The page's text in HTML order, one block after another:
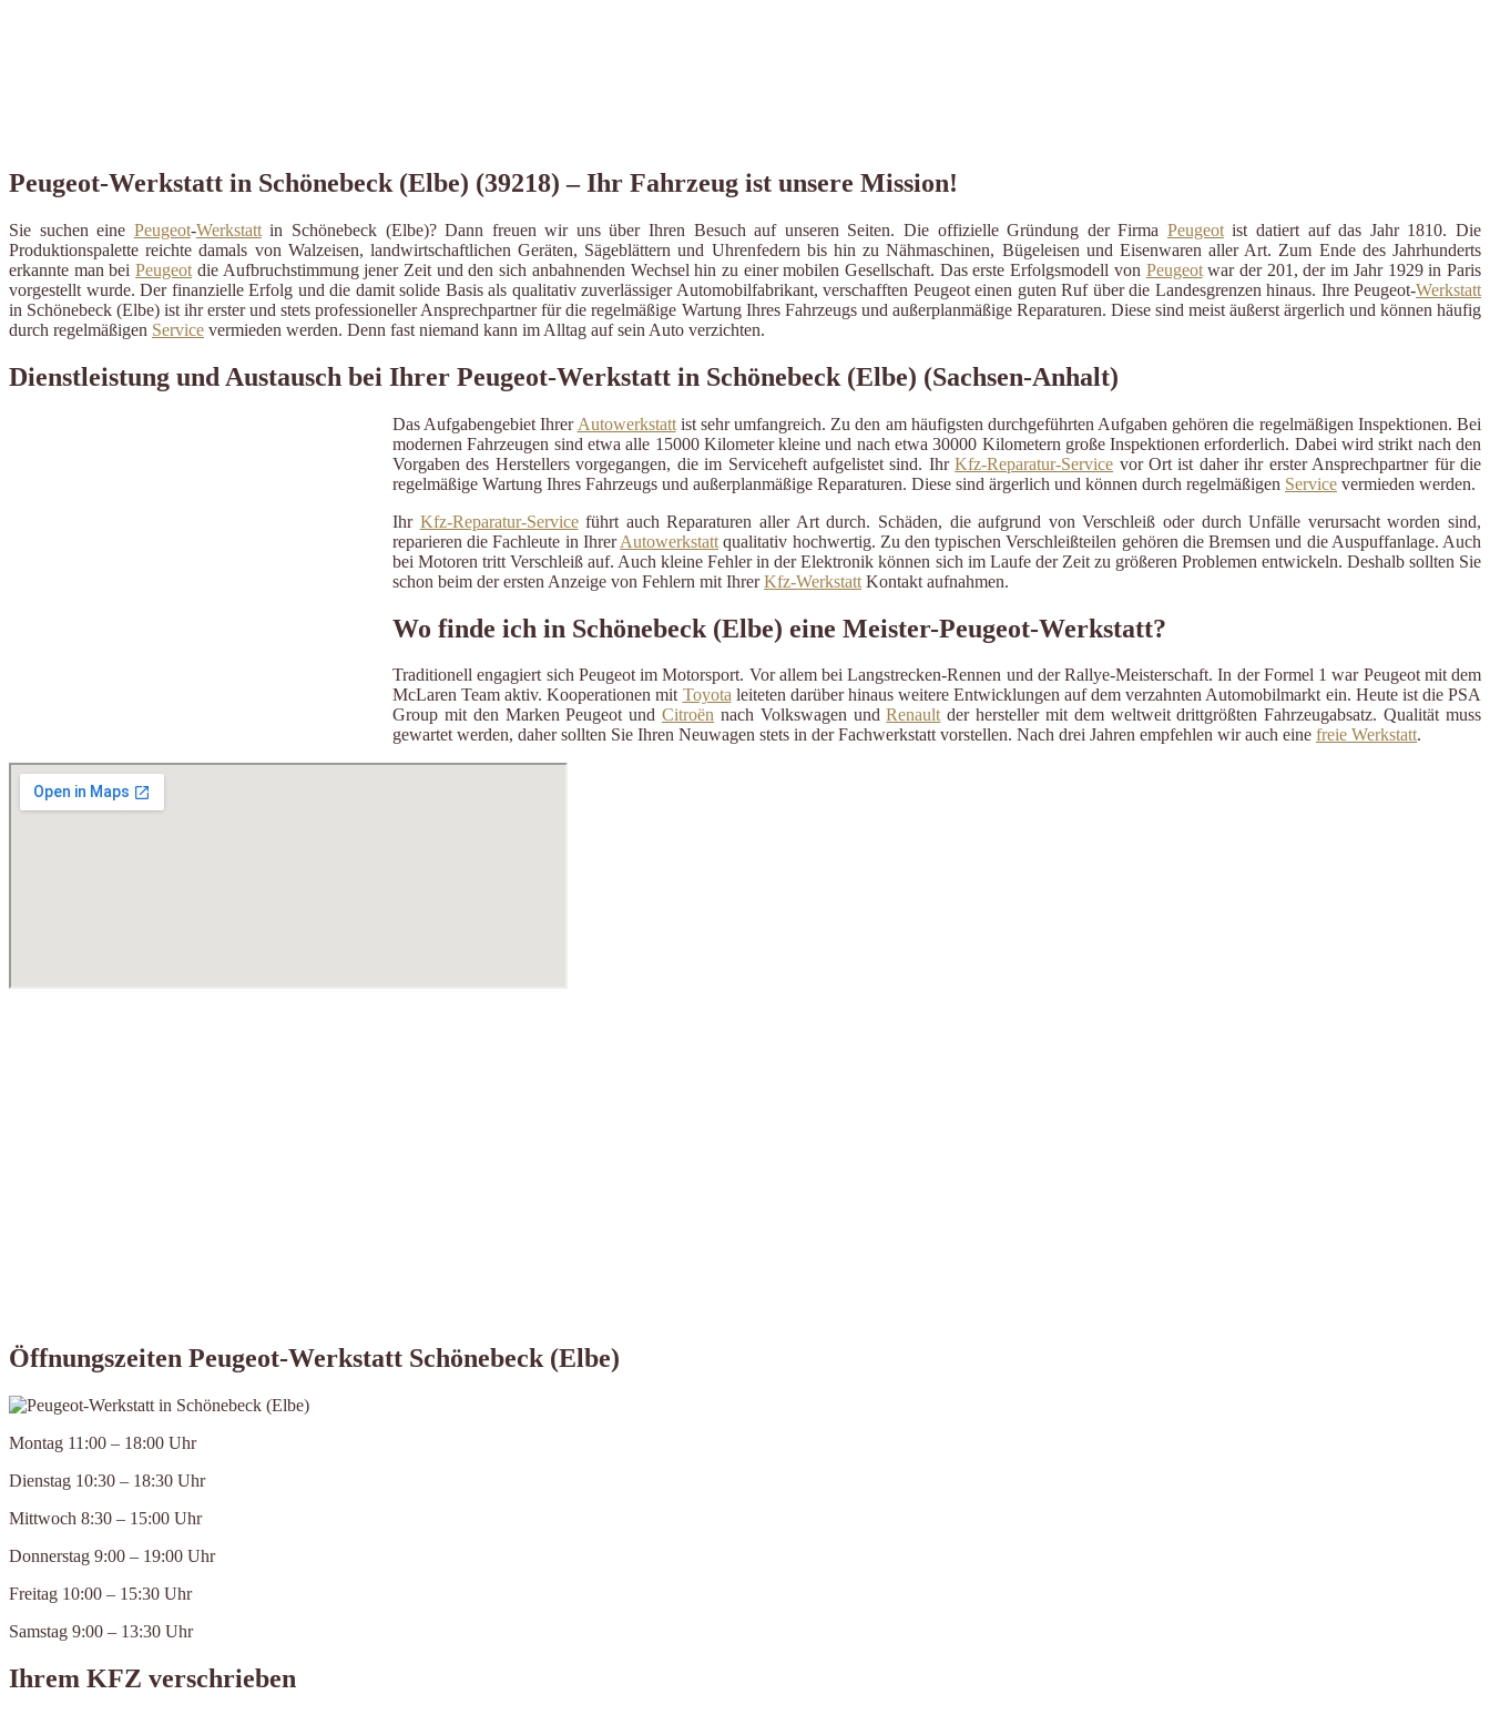
Peugeot-Werkstatt in Schönebeck (Elbe) (39218) – Ihr Fahrzeug ist unsere Mission!
Sie suchen eine Peugeot-Werkstattin Schönebeck (Elbe)? Dann freuen wir uns über Ihren Besuch auf unseren Seiten. Die offizielle Gründung der Firma Peugeotist datiert auf das Jahr 1810. Die
Produktionspalette reichte damals von Walzeisen, landwirtschaftlichen Geräten, Sägeblättern und Uhrenfedern bis hin zu Nähmaschinen, Bügeleisen und Eisenwaren aller Art. Zum Ende des Jahrhunderts
erkannte man beiPeugeot die Aufbruchstimmung jener Zeit und den sich anbahnenden Wechsel hin zu einer mobilen Gesellschaft. Das erste Erfolgsmodell von Peugeotwar der 201, der im Jahr 1929 in Paris
vorgestellt wurde. Der finanzielle Erfolg und die damit solide Basis als qualitativ zuverlässiger Automobilfabrikant, verschafften Peugeot einen guten Ruf über die Landesgrenzen hinaus. Ihre Peugeot-Werkstatt
in Schönebeck (Elbe) ist ihr erster und stets professioneller Ansprechpartner für die regelmäßige Wartung Ihres Fahrzeugs und außerplanmäßige Reparaturen. Diese sind meist äußerst ärgerlich und können häufig
durch regelmäßigen Service vermieden werden. Denn fast niemand kann im Alltag auf sein Auto verzichten.
Dienstleistung und Austausch bei Ihrer Peugeot-Werkstatt in Schönebeck (Elbe) (Sachsen-Anhalt)
Das Aufgabengebiet Ihrer Autowerkstattist sehr umfangreich. Zu den am häufigsten durchgeführten Aufgaben gehören die regelmäßigen Inspektionen. Bei
modernen Fahrzeugen sind etwa alle 15000 Kilometer kleine und nach etwa 30000 Kilometern große Inspektionen erforderlich. Dabei wird strikt nach den
Vorgaben des Herstellers vorgegangen, die im Serviceheft aufgelistet sind. IhrKfz-Reparatur-Service vor Ort ist daher ihr erster Ansprechpartner für die
regelmäßige Wartung Ihres Fahrzeugs und außerplanmäßige Reparaturen. Diese sind ärgerlich und können durch regelmäßigen Service vermieden werden.
Ihr Kfz-Reparatur-Serviceführt auch Reparaturen aller Art durch. Schäden, die aufgrund von Verschleiß oder durch Unfälle verursacht worden sind,
reparieren die Fachleute in IhrerAutowerkstatt qualitativ hochwertig. Zu den typischen Verschleißteilen gehören die Bremsen und die Auspuffanlage. Auch
bei Motoren tritt Verschleiß auf. Auch kleine Fehler in der Elektronik können sich im Laufe der Zeit zu größeren Problemen entwickeln. Deshalb sollten Sie
schon beim der ersten Anzeige von Fehlern mit IhrerKfz-Werkstatt Kontakt aufnahmen.
Wo finde ich in Schönebeck (Elbe) eine Meister-Peugeot-Werkstatt?
Traditionell engagiert sich Peugeot im Motorsport. Vor allem bei Langstrecken-Rennen und der Rallye-Meisterschaft. In der Formel 1 war Peugeot mit dem
McLaren Team aktiv. Kooperationen mit Toyotaleiteten darüber hinaus weitere Entwicklungen auf dem verzahnten Automobilmarkt ein. Heute ist die PSA
Group mit den Marken Peugeot undCitroën nach Volkswagen undRenaultder hersteller mit dem weltweit drittgrößten Fahrzeugabsatz. Qualität muss
gewartet werden, daher sollten Sie Ihren Neuwagen stets in der Fachwerkstatt vorstellen. Nach drei Jahren empfehlen wir auch eine freie Werkstatt.
Öffnungszeiten Peugeot-Werkstatt Schönebeck (Elbe)
Montag 11:00 – 18:00 Uhr
Dienstag 10:30 – 18:30 Uhr
Mittwoch 8:30 – 15:00 Uhr
Donnerstag 9:00 – 19:00 Uhr
Freitag 10:00 – 15:30 Uhr
Samstag 9:00 – 13:30 Uhr
Ihrem KFZ verschrieben